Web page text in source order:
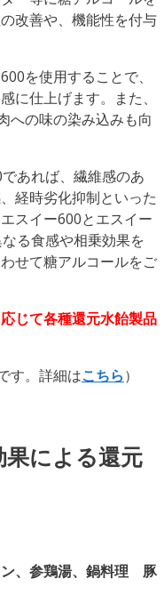
改善や、機能性を付与
を使用することで、
に仕上げます。また、
への味の染み込みも向
あれば、繊維感のあ
経時劣化抑制といった
スイー600とエスイー
る食感や相乗効果を
せて糖アルコールをご
じて各種還元水飴製品
す。詳細はこちら）
による還元
ン、参鶏湯、鍋料理 豚